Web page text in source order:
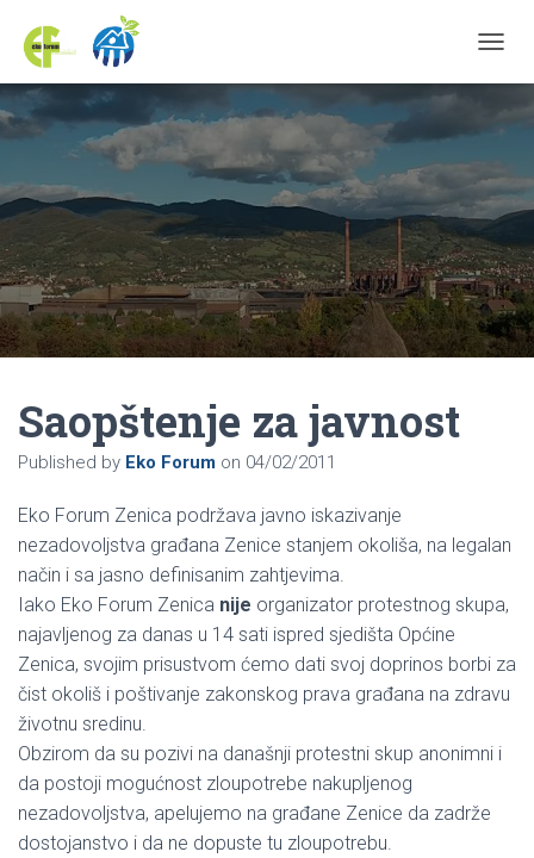
Saopštenje za javnost
Published by Eko Forum on 04/02/2011
Eko Forum Zenica podržava javno iskazivanje
nezadovoljstva građana Zenice stanjem okoliša, na legalan
način i sa jasno definisanim zahtjevima.
Iako Eko Forum Zenica nije organizator protestnog skupa,
najavljenog za danas u 14 sati ispred sjedišta Općine
Zenica, svojim prisustvom ćemo dati svoj doprinos borbi za
čist okoliš i poštivanje zakonskog prava građana na zdravu
životnu sredinu.
Obzirom da su pozivi na današnji protestni skup anonimni i
da postoji mogućnost zloupotrebe nakupljenog
nezadovoljstva, apelujemo na građane Zenice da zadrže
dostojanstvo i da ne dopuste tu zloupotrebu.